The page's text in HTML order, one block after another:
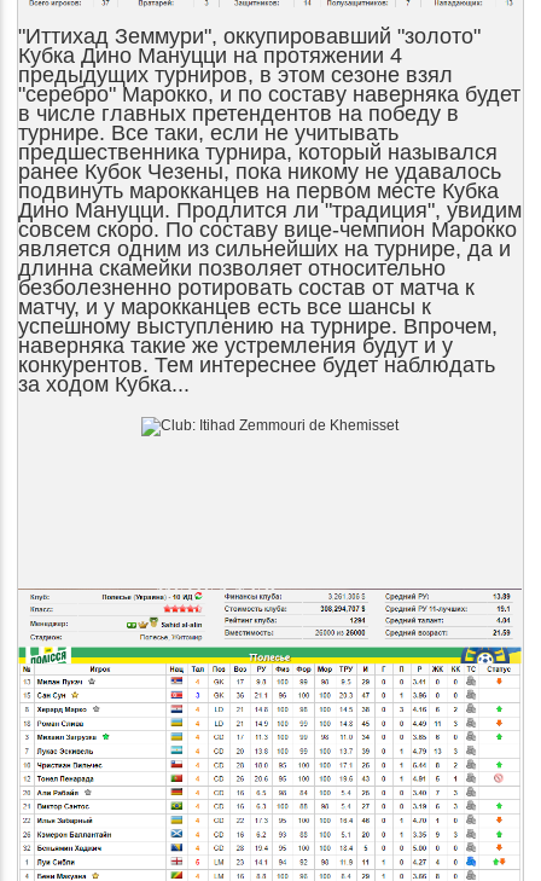
"Иттихад Земмури", оккупировавший "золото"
Кубка Дино Мануцци на протяжении 4
предыдущих турниров, в этом сезоне взял
"серебро" Марокко, и по составу наверняка будет
в числе главных претендентов на победу в
турнире. Все таки, если не учитывать
предшественника турнира, который назывался
ранее Кубок Чезены, пока никому не удавалось
подвинуть марокканцев на первом месте Кубка
Дино Мануцци. Продлится ли "традиция", увидим
совсем скоро. По составу вице-чемпион Марокко
является одним из сильнейших на турнире, да и
длинна скамейки позволяет относительно
безболезненно ротировать состав от матча к
матчу, и у марокканцев есть все шансы к
успешному выступлению на турнире. Впрочем,
наверняка такие же устремления будут и у
конкурентов. Тем интереснее будет наблюдать
за ходом Кубка...